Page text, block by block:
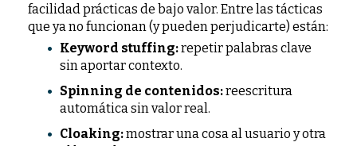
facilidad prácticas de bajo valor. Entre las tácticas
que ya no funcionan (y pueden perjudicarte) están:
Keyword stuffing:repetir palabras clave
sin aportar contexto.
Spinning de contenidos:reescritura
automática sin valor real.
Cloaking:mostrar una cosa al usuario y otra